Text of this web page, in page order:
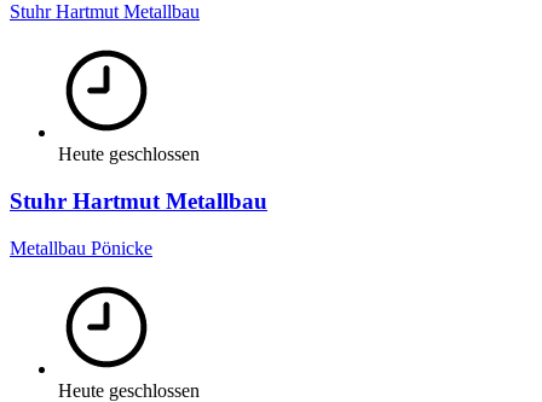
Stuhr Hartmut Metallbau
Heute geschlossen
Stuhr Hartmut Metallbau
Metallbau Pönicke
Heute geschlossen